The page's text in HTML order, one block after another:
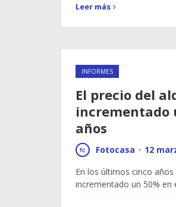
Leer más
INFORMES
El precio del
incrementado
años
Fotocasa · 12
En los últimos cinco
incrementado un 50%